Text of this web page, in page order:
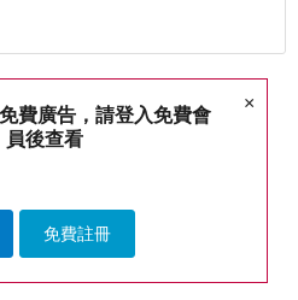
×
費廣告，請登入免費會
員後查看
免費註冊